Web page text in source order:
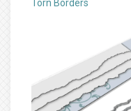
Torn Borders